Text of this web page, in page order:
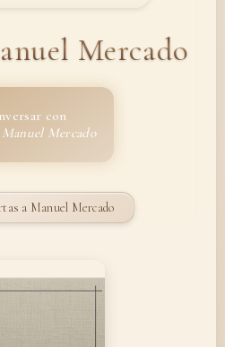
Mercado
con
Manuel Mercado
a Manuel Mercado